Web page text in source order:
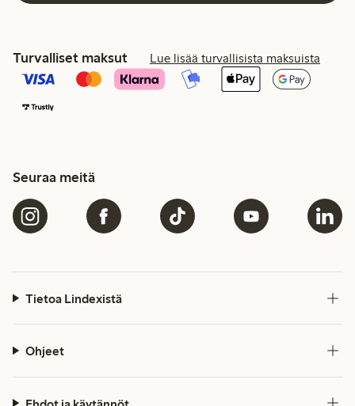
Turvalliset maksut Lue lisää turvallisista maksuista
Seuraa meitä
Tietoa Lindexistä
Ohjeet